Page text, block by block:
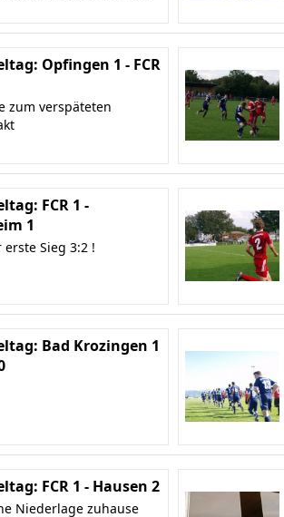
Opfingen 1 - FCR
zum verspäteten
FCR 1 -
1
Sieg 3:2 !
Bad Krozingen 1
FCR 1 - Hausen 2
Niederlage zuhause